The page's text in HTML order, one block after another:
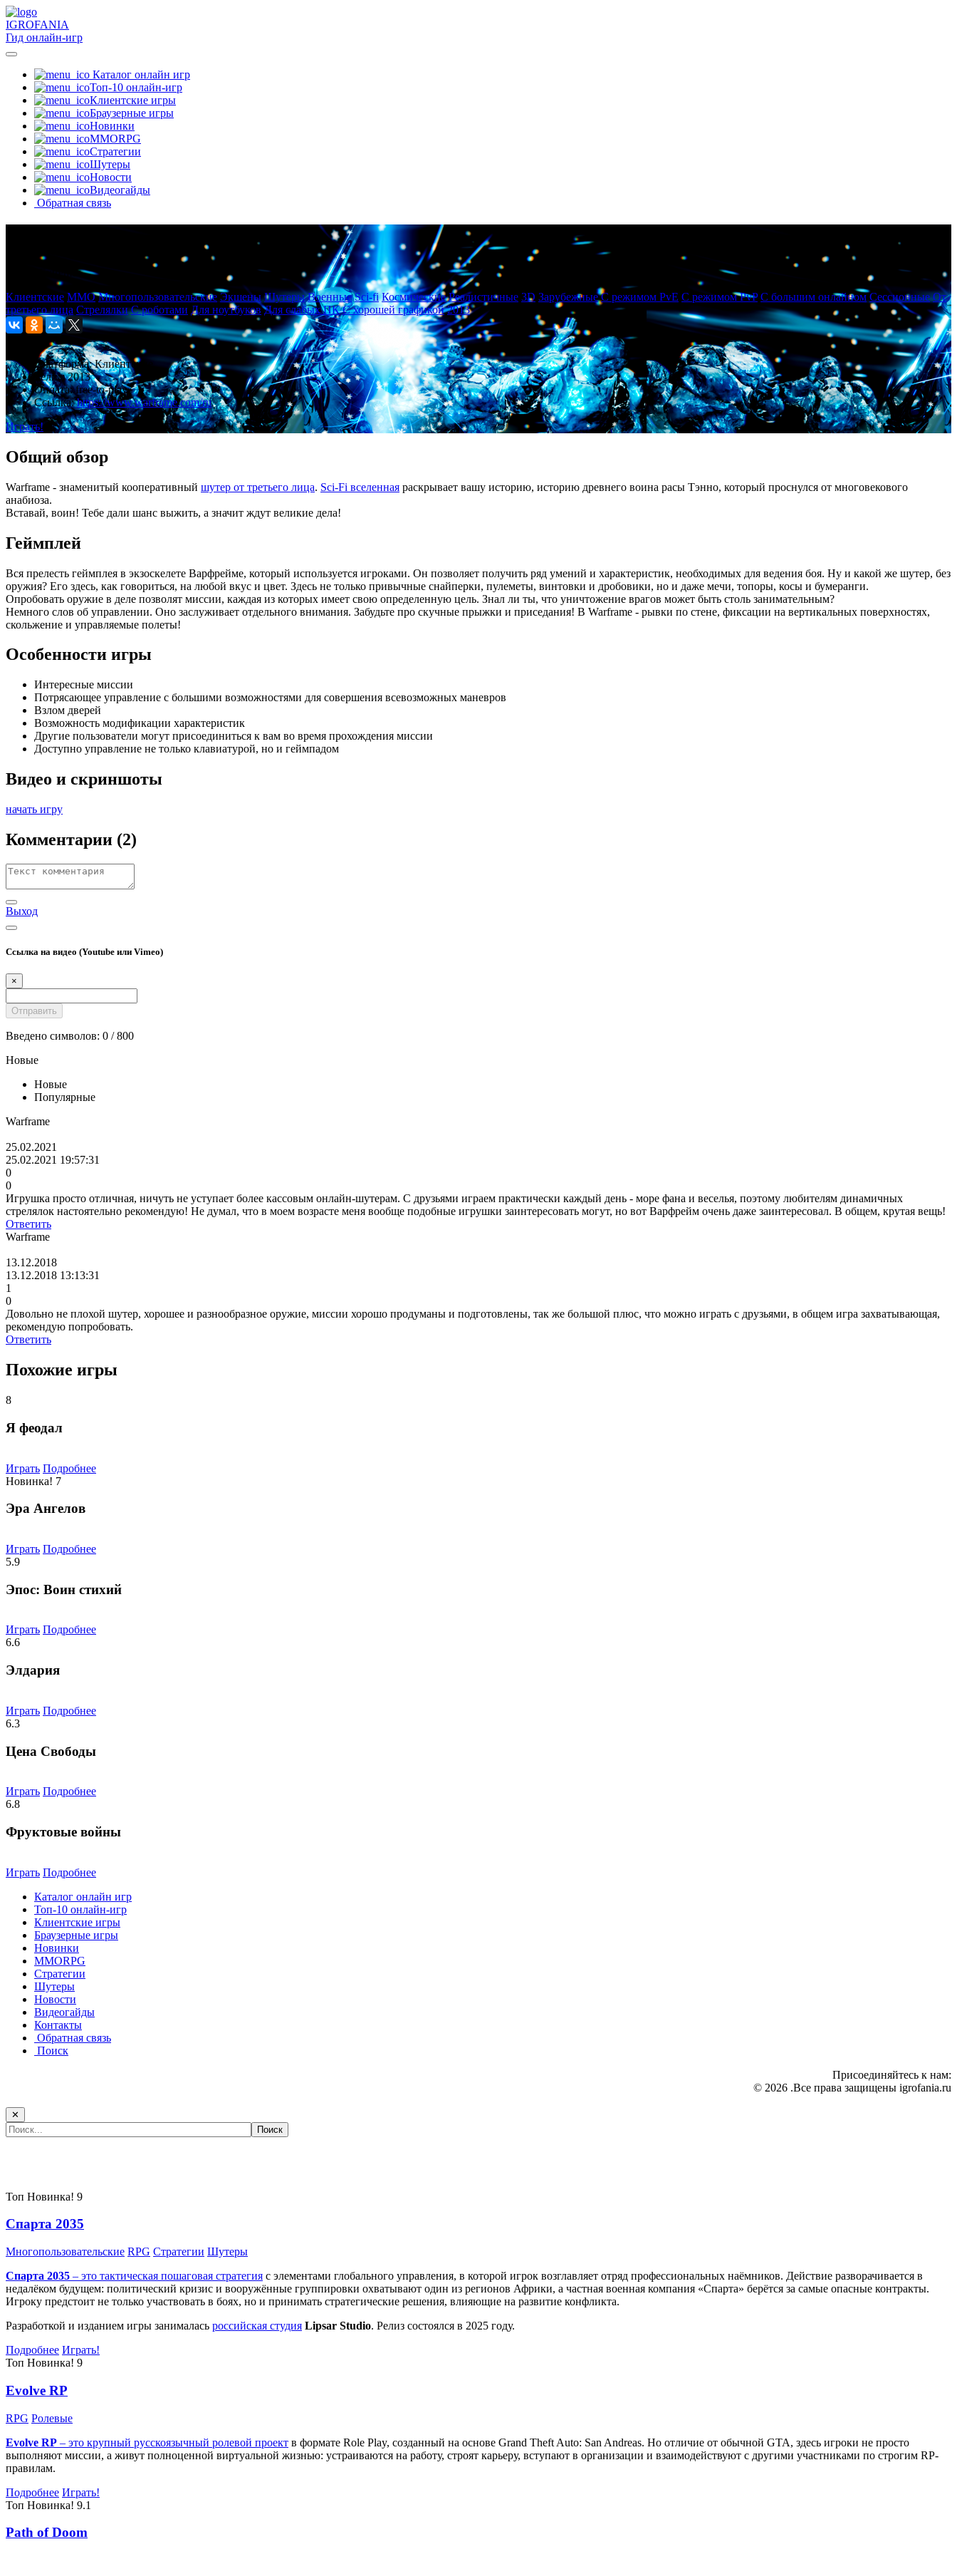
IGROFANIA
Гид онлайн-игр
Каталог онлайн игр
Топ-10 онлайн-игр
Клиентские игры
Браузерные игры
Новинки
MMORPG
Стратегии
Шутеры
Новости
Видеогайды
Обратная связь
Digital Extremes
Клиентские MMO Многопользовательские Экшены Шутеры Военные Sci-fi Космические Реалистичные 3D Зарубежные С режимом PvE С режимом PvP С большим онлайном Сессионные От
третьего лица Стрелялки С роботами Для ноутбуков Для слабых ПК С хорошей графикой 2013
Рейтинг:6.9
Платформа:Клиентские
Релиз:2013
Оплата:free-to-play
Ссылка: https://www.warframe.com/ru
Играть!
Общий обзор
Warframe - знаменитый кооперативный шутер от третьего лица. Sci-Fi вселенная раскрывает вашу историю, историю древнего воина расы Тэнно, который проснулся от многовекового
анабиоза.
Вставай, воин! Тебе дали шанс выжить, а значит ждут великие дела!
Геймплей
Вся прелесть геймплея в экзоскелете Варфрейме, который используется игроками. Он позволяет получить ряд умений и характеристик, необходимых для ведения боя. Ну и какой же шутер, без
оружия? Его здесь, как говориться, на любой вкус и цвет. Здесь не только привычные снайперки, пулеметы, винтовки и дробовики, но и даже мечи, топоры, косы и бумеранги.
Опробовать оружие в деле позволят миссии, каждая из которых имеет свою определенную цель. Знал ли ты, что уничтожение врагов может быть столь занимательным?
Немного слов об управлении. Оно заслуживает отдельного внимания. Забудьте про скучные прыжки и приседания! В Warframe - рывки по стене, фиксации на вертикальных поверхностях,
скольжение и управляемые полеты!
Особенности игры
Интересные миссии
Потрясающее управление с большими возможностями для совершения всевозможных маневров
Взлом дверей
Возможность модификации характеристик
Другие пользователи могут присоединиться к вам во время прохождения миссии
Доступно управление не только клавиатурой, но и геймпадом
Видео и скриншоты
начать игру
Комментарии (2)
Выход
Ссылка на видео (Youtube или Vimeo)
×
Введено символов: 0 / 800
Новые
Новые
Популярные
Warframe
25.02.2021
25.02.2021 19:57:31
0
0
Игрушка просто отличная, ничуть не уступает более кассовым онлайн-шутерам. С друзьями играем практически каждый день - море фана и веселья, поэтому любителям динамичных
стрелялок настоятельно рекомендую! Не думал, что в моем возрасте меня вообще подобные игрушки заинтересовать могут, но вот Варфрейм очень даже заинтересовал. В общем, крутая вещь!
Ответить
Warframe
13.12.2018
13.12.2018 13:13:31
1
0
Довольно не плохой шутер, хорошее и разнообразное оружие, миссии хорошо продуманы и подготовлены, так же большой плюс, что можно играть с друзьями, в общем игра захватывающая,
рекомендую попробовать.
Ответить
Похожие игры
8
Я феодал
Играть Подробнее
Новинка! 7
Эра Ангелов
Играть Подробнее
5.9
Эпос: Воин стихий
Играть Подробнее
6.6
Элдария
Играть Подробнее
6.3
Цена Свободы
Играть Подробнее
6.8
Фруктовые войны
Играть Подробнее
Каталог онлайн игр
Топ-10 онлайн-игр
Клиентские игры
Браузерные игры
Новинки
MMORPG
Стратегии
Шутеры
Новости
Видеогайды
Контакты
Обратная связь
Поиск
Присоединяйтесь к нам:
© 2026 .Все права защищены igrofania.ru
✕
Топ Новинка! 9
Спарта 2035
Многопользовательские RPG Стратегии Шутеры
Спарта 2035 – это тактическая пошаговая стратегия с элементами глобального управления, в которой игрок возглавляет отряд профессиональных наёмников. Действие разворачивается в
недалёком будущем: политический кризис и вооружённые группировки охватывают один из регионов Африки, а частная военная компания «Спарта» берётся за самые опасные контракты.
Игроку предстоит не только участвовать в боях, но и принимать стратегические решения, влияющие на развитие конфликта.
Разработкой и изданием игры занималась российская студия Lipsar Studio. Релиз состоялся в 2025 году.
Подробнее Играть!
Топ Новинка! 9
Evolve RP
RPG Ролевые
Evolve RP – это крупный русскоязычный ролевой проект в формате Role Play, созданный на основе Grand Theft Auto: San Andreas. Но отличие от обычной GTA, здесь игроки не просто
выполняют миссии, а живут полноценной виртуальной жизнью: устраиваются на работу, строят карьеру, вступают в организации и взаимодействуют с другими участниками по строгим RP-
правилам.
Подробнее Играть!
Топ Новинка! 9.1
Path of Doom